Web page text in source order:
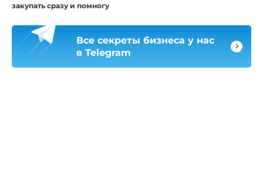
закупать сразу и помногу
Все секреты бизнеса у нас
в Telegram